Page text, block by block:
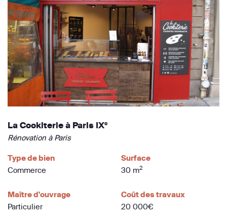
La Cookiterie à Paris IX°
Rénovation à Paris
Type de bien
Commerce
Surface
30 m2
Maître d'ouvrage
Particulier
Coût des travaux
20 000€